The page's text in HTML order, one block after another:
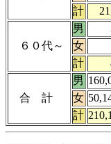
計
６０代～
男
女
計
合 計
男
女
計